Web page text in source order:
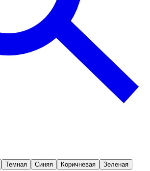
Темная Синяя Коричневая Зеленая